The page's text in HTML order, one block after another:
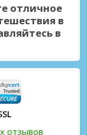
отличное
в
в
отзывов